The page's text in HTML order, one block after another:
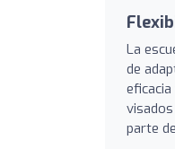
La
de
parte